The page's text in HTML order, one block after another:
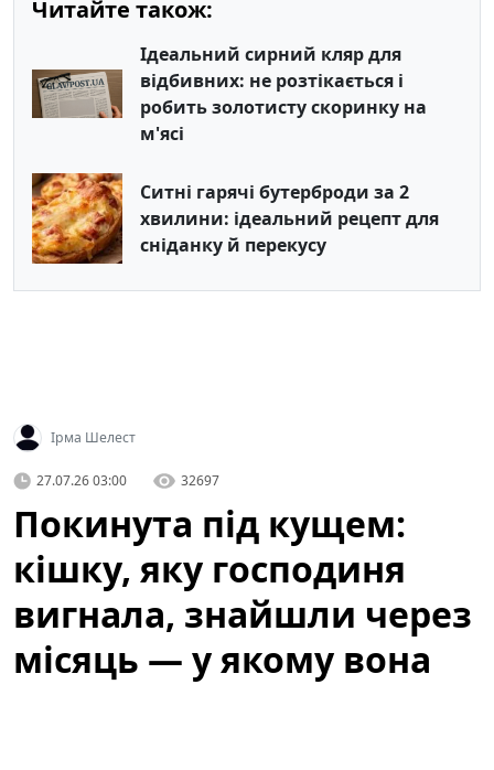
Читайте також:
Ідеальний сирний кляр для
відбивних: не розтікається і
робить золотисту скоринку на
м'ясі
Ситні гарячі бутерброди за 2
хвилини: ідеальний рецепт для
сніданку й перекусу
Ірма Шелест
27.07.26 03:00 32697
Покинута під кущем:
кішку, яку господиня
вигнала, знайшли через
місяць — у якому вона